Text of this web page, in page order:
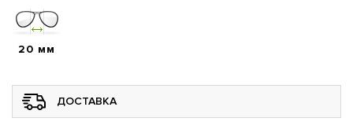
20 мм
ДОСТАВКА